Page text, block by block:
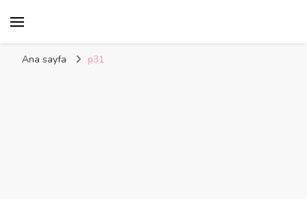
Ana sayfa p31